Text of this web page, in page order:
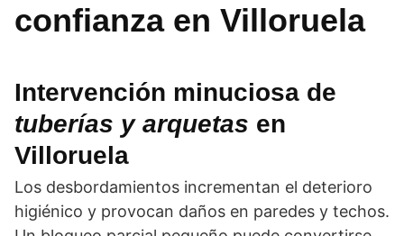
confianza en Villoruela
Intervención minuciosa de
tuberías y arquetas en
Villoruela
Los desbordamientos incrementan el deterioro
higiénico y provocan daños en paredes y techos.